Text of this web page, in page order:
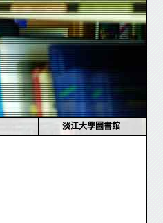
淡江大學圖書館